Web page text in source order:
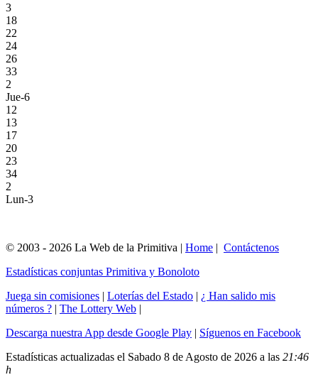
3
18
22
24
26
33
2
Jue-6
12
13
17
20
23
34
2
Lun-3
© 2003 - 2026 La Web de la Primitiva | Home | Contáctenos
Estadísticas conjuntas Primitiva y Bonoloto
Juega sin comisiones | Loterías del Estado | ¿ Han salido mis
números ? | The Lottery Web |
Descarga nuestra App desde Google Play | Síguenos en Facebook
Estadísticas actualizadas el Sabado 8 de Agosto de 2026 a las 21:46
h